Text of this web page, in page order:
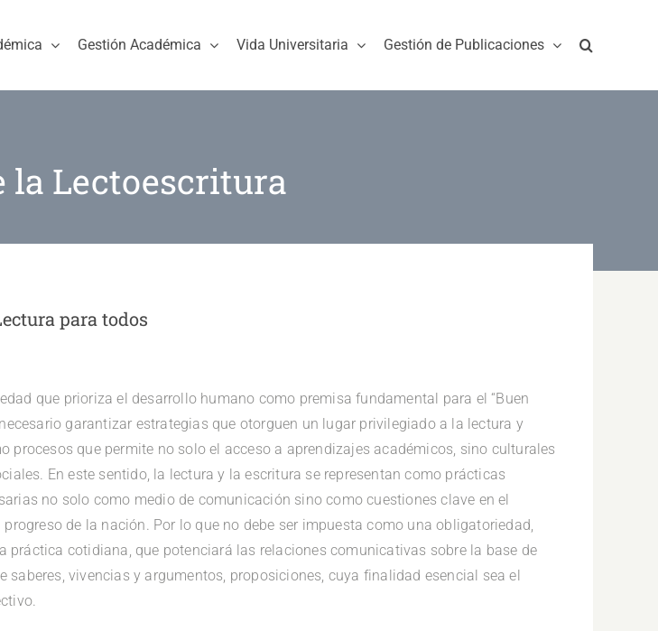
Gestión Académica Vida Universitaria Gestión de Publicaciones
la Lectoescritura
para todos
que prioriza el desarrollo humano como premisa fundamental para el “Buen
garantizar estrategias que otorguen un lugar privilegiado a la lectura y
procesos que permite no solo el acceso a aprendizajes académicos, sino culturales
En este sentido, la lectura y la escritura se representan como prácticas
no solo como medio de comunicación sino como cuestiones clave en el
progreso de la nación. Por lo que no debe ser impuesta como una obligatoriedad,
práctica cotidiana, que potenciará las relaciones comunicativas sobre la base de
saberes, vivencias y argumentos, proposiciones, cuya finalidad esencial sea el